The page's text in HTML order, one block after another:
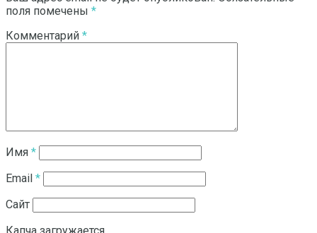
поля помечены *
Комментарий *
Имя *
Email *
Сайт